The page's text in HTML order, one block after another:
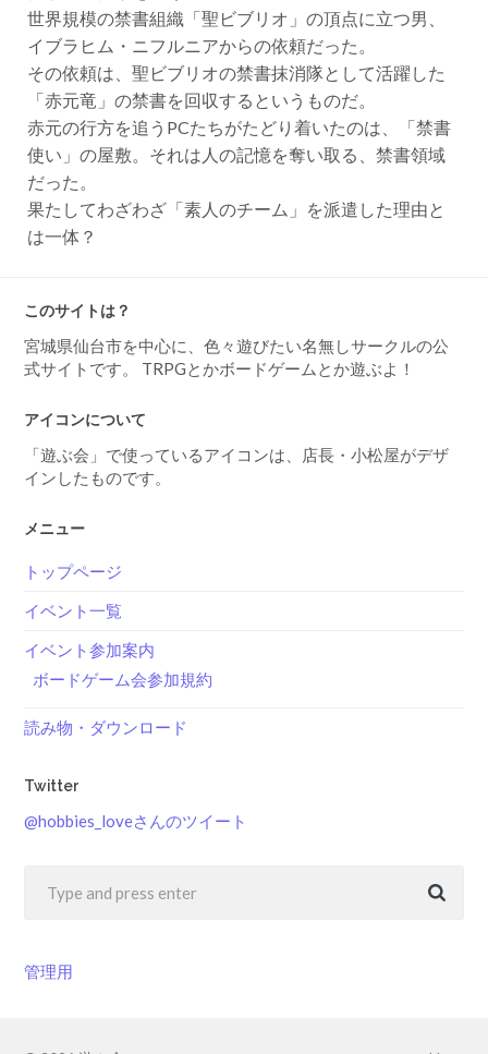
世界規模の禁書組織「聖ビブリオ」の頂点に立つ男、
イブラヒム・ニフルニアからの依頼だった。
その依頼は、聖ビブリオの禁書抹消隊として活躍した
「赤元竜」の禁書を回収するというものだ。
赤元の行方を追うPCたちがたどり着いたのは、「禁書
使い」の屋敷。それは人の記憶を奪い取る、禁書領域
だった。
果たしてわざわざ「素人のチーム」を派遣した理由と
は一体？
このサイトは？
宮城県仙台市を中心に、色々遊びたい名無しサークルの公
式サイトです。 TRPGとかボードゲームとか遊ぶよ！
アイコンについて
「遊ぶ会」で使っているアイコンは、店長・小松屋がデザ
インしたものです。
メニュー
トップページ
イベント一覧
イベント参加案内
ボードゲーム会参加規約
読み物・ダウンロード
Twitter
@hobbies_loveさんのツイート
管理用